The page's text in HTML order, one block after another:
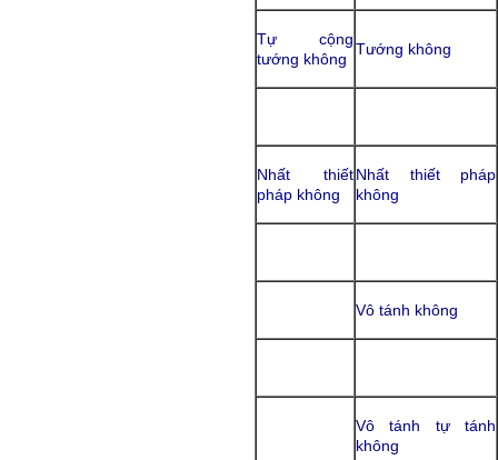
Tự cộng
tướng không
Tướng không
Nhất thiết
pháp không
Nhất thiết pháp
không
Vô tánh không
Vô tánh tự tánh
không